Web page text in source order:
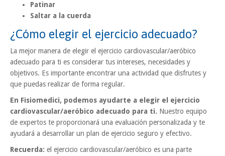
Patinar
Saltar a la cuerda
¿Cómo elegir el ejercicio adecuado?
La mejor manera de elegir el ejercicio cardiovascular/aeróbico
adecuado para ti es considerar tus intereses, necesidades y
objetivos. Es importante encontrar una actividad que disfrutes y
que puedas realizar de forma regular.
En Fisiomedici, podemos ayudarte a elegir el ejercicio
cardiovascular/aeróbico adecuado para ti. Nuestro equipo
de expertos te proporcionará una evaluación personalizada y te
ayudará a desarrollar un plan de ejercicio seguro y efectivo.
Recuerda: el ejercicio cardiovascular/aeróbico es una parte